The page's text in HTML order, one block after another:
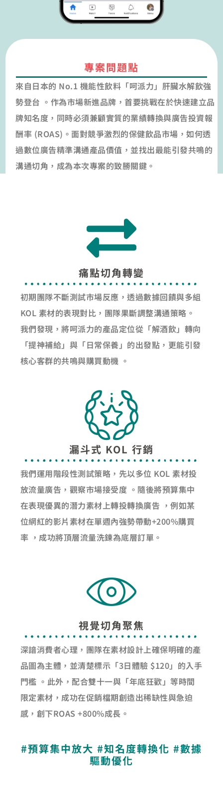
專案問題點
來自日本的 No.1 機能性飲料「呵派力」肝臟水解飲強
勢登台 。作為市場新進品牌，首要挑戰在於快速建立品
牌知名度，同時必須兼顧實質的業績轉換與廣告投資報
酬率 (ROAS)。面對競爭激烈的保健飲品市場，如何透
過數位廣告精準溝通產品價值，並找出最能引發共鳴的
溝通切角，成為本次專案的致勝關鍵。
痛點切角轉變
初期團隊不斷測試市場反應，透過數據回饋與多組
KOL 素材的表現對比，團隊果斷調整溝通策略。
我們發現，將呵派力的產品定位從「解酒飲」轉向
「提神補給」與「日常保養」的出發點，更能引發
核心客群的共鳴與購買動機 。
漏斗式 KOL 行銷
我們運用階段性測試策略，先以多位 KOL 素材投
放流量廣告，觀察市場接受度 。隨後將預算集中
在表現優異的潛力素材上轉投轉換廣告 ，例如某
位網紅的影片素材在單週內強勢帶動+200%購買
率 ，成功將頂層流量洗鍊為底層訂單。
視覺切角聚焦
深諳消費者心理，團隊在素材設計上確保明確的產
品圖為主體，並清楚標示「3日體驗 $120」的入手
門檻 。此外，配合雙十一與「年底狂歡」等時間
限定素材，成功在促銷檔期創造出稀缺性與急迫
感，創下ROAS +800%成長。
#預算集中放大 #知名度轉換化 #數據
驅動優化